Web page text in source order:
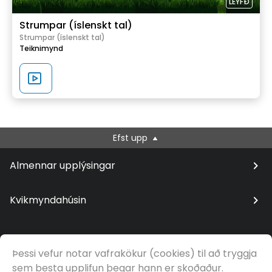
Strumpar (íslenskt tal)
Strumpar (íslenskt tal)
Teiknimynd
Efst upp
Almennar upplýsingar
Kvikmyndahúsin
© Samfilm
Þessi vefur notar vafrakökur (cookies) til að tryggja
sem besta upplifun þegar hann er skoðaður.